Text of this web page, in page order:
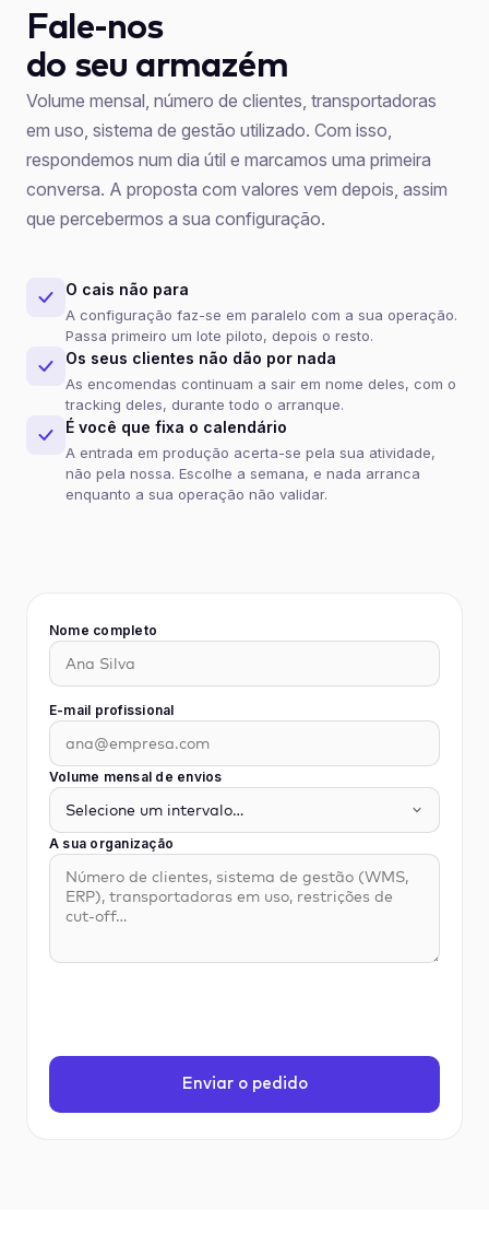
Fale-nos
do seu armazém
Volume mensal, número de clientes, transportadoras
em uso, sistema de gestão utilizado. Com isso,
respondemos num dia útil e marcamos uma primeira
conversa. A proposta com valores vem depois, assim
que percebermos a sua configuração.
O cais não para
A configuração faz-se em paralelo com a sua operação.
Passa primeiro um lote piloto, depois o resto.
Os seus clientes não dão por nada
As encomendas continuam a sair em nome deles, com o
tracking deles, durante todo o arranque.
É você que fixa o calendário
A entrada em produção acerta-se pela sua atividade,
não pela nossa. Escolhe a semana, e nada arranca
enquanto a sua operação não validar.
Nome completo
E-mail profissional
Volume mensal de envios
A sua organização
Enviar o pedido